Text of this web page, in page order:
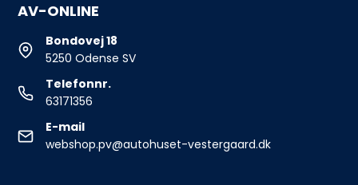
AV-ONLINE
Bondovej 18
5250 Odense SV
Telefonnr.
63171356
E-mail
webshop.pv@autohuset-vestergaard.dk